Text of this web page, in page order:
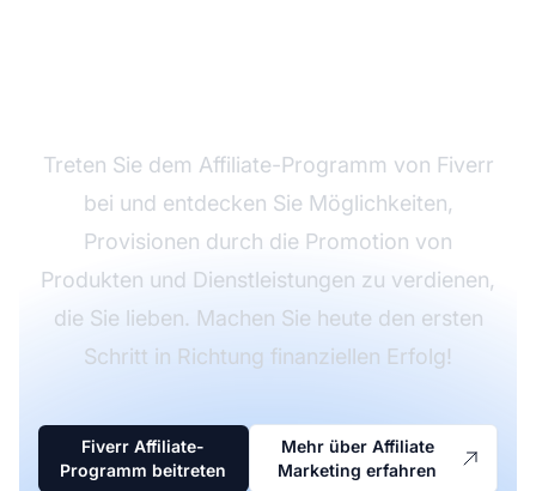
Treten Sie dem Affiliate-Programm von Fiverr
bei und entdecken Sie Möglichkeiten,
Provisionen durch die Promotion von
Produkten und Dienstleistungen zu verdienen,
die Sie lieben. Machen Sie heute den ersten
Schritt in Richtung finanziellen Erfolg!
Fiverr Affiliate-
Programm beitreten
Mehr über Affiliate
Marketing erfahren